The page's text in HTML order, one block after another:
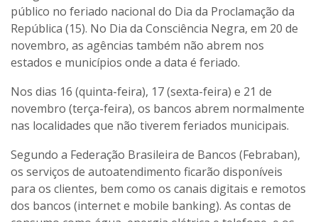
público no feriado nacional do Dia da Proclamação da
República (15). No Dia da Consciência Negra, em 20 de
novembro, as agências também não abrem nos
estados e municípios onde a data é feriado.
Nos dias 16 (quinta-feira), 17 (sexta-feira) e 21 de
novembro (terça-feira), os bancos abrem normalmente
nas localidades que não tiverem feriados municipais.
Segundo a Federação Brasileira de Bancos (Febraban),
os serviços de autoatendimento ficarão disponíveis
para os clientes, bem como os canais digitais e remotos
dos bancos (internet e mobile banking). As contas de